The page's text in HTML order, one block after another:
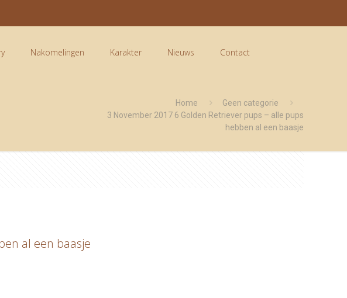
Nakomelingen Karakter Nieuws Contact
Home
Geen categorie
3 November 2017 6 Golden Retriever pups – alle pups
hebben al een baasje
al een baasje